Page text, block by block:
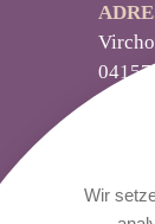
04157
Ihr
Wir